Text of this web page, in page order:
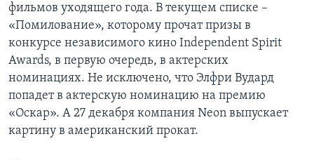
фильмов уходящего года. В текущем списке –
«Помилование», которому прочат призы в
конкурсе независимого кино Independent Spirit
Awards, в первую очередь, в актерских
номинациях. Не исключено, что Элфри Вудард
попадет в актерскую номинацию на премию
«Оскар». А 27 декабря компания Neon выпускает
картину в американский прокат.